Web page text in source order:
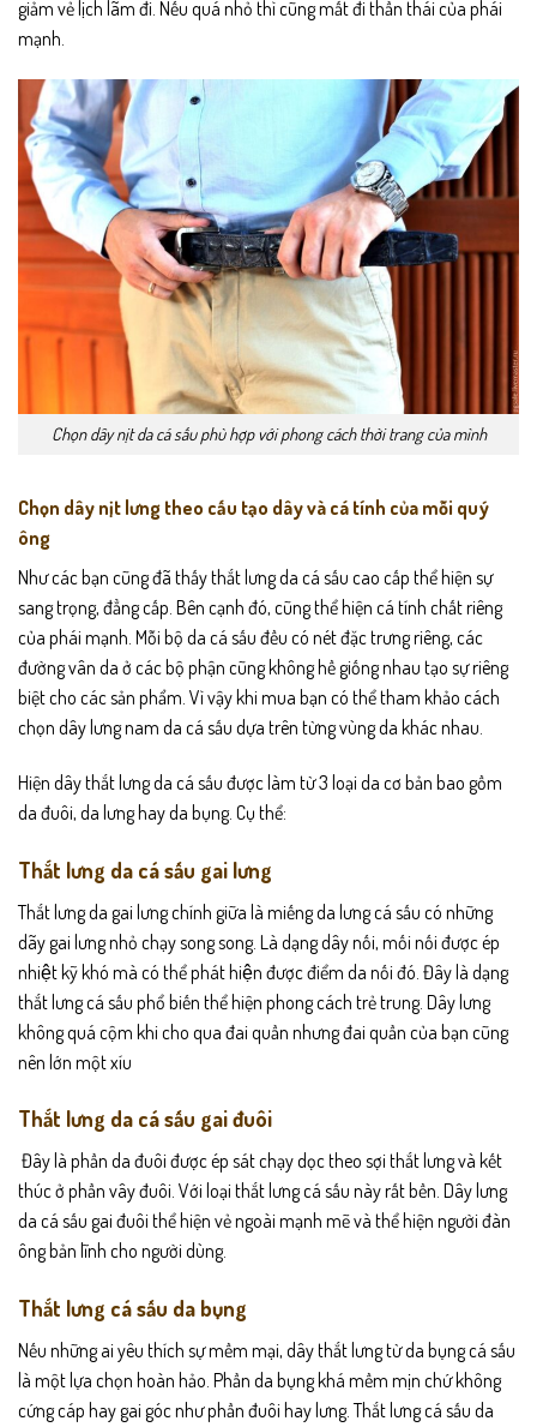
giảm vẻ lịch lãm đi. Nếu quá nhỏ thì cũng mất đi thần thái của phái
mạnh.
Chọn dây nịt da cá sấu phù hợp với phong cách thời trang của mình
Chọn dây nịt lưng theo cấu tạo dây và cá tính của mỗi quý
ông
Như các bạn cũng đã thấy thắt lưng da cá sấu cao cấp thể hiện sự
sang trọng, đẳng cấp. Bên cạnh đó, cũng thể hiện cá tính chất riêng
của phái mạnh. Mỗi bộ da cá sấu đều có nét đặc trưng riêng, các
đường vân da ở các bộ phận cũng không hề giống nhau tạo sự riêng
biệt cho các sản phẩm. Vì vậy khi mua bạn có thể tham khảo cách
chọn dây lưng nam da cá sấu dựa trên từng vùng da khác nhau.
Hiện dây thắt lưng da cá sấu được làm từ 3 loại da cơ bản bao gồm
da đuôi, da lưng hay da bụng. Cụ thể:
Thắt lưng da cá sấu gai lưng
Thắt lưng da gai lưng chính giữa là miếng da lưng cá sấu có những
dãy gai lưng nhỏ chạy song song. Là dạng dây nối, mối nối được ép
nhiệt kỹ khó mà có thể phát hiện được điểm da nối đó. Đây là dạng
thắt lưng cá sấu phổ biến thể hiện phong cách trẻ trung. Dây lưng
không quá cộm khi cho qua đai quần nhưng đai quần của bạn cũng
nên lớn một xíu
Thắt lưng da cá sấu gai đuôi
Đây là phần da đuôi được ép sát chạy dọc theo sợi thắt lưng và kết
thúc ở phần vây đuôi. Với loại thắt lưng cá sấu này rất bền. Dây lưng
da cá sấu gai đuôi thể hiện vẻ ngoài mạnh mẽ và thể hiện người đàn
ông bản lĩnh cho người dùng.
Thắt lưng cá sấu da bụng
Nếu những ai yêu thích sự mềm mại, dây thắt lưng từ da bụng cá sấu
là một lựa chọn hoàn hảo. Phần da bụng khá mềm mịn chứ không
cứng cáp hay gai góc như phần đuôi hay lưng. Thắt lưng cá sấu da